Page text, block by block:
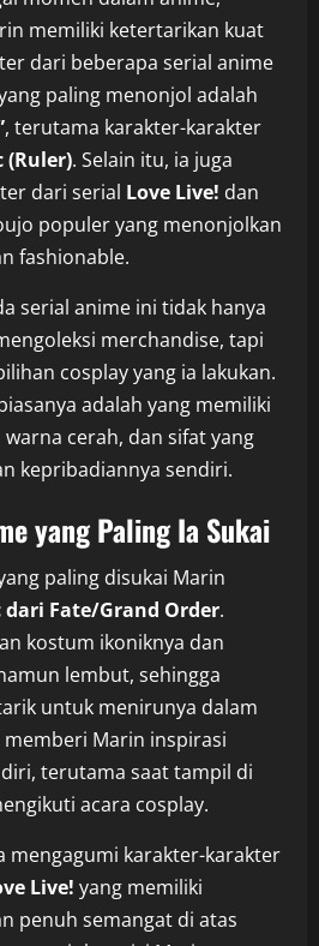
memiliki ketertarikan kuat
dari beberapa serial anime
paling menonjol adalah
, terutama karakter-karakter
(Ruler). Selain itu, ia juga
dari serial Love Live! dan
populer yang menonjolkan
fashionable.
serial anime ini tidak hanya
merchandise, tapi
cosplay yang ia lakukan.
adalah yang memiliki
cerah, dan sifat yang
kepribadiannya sendiri.
yang Paling Ia Sukai
paling disukai Marin
dari Fate/Grand Order.
kostum ikoniknya dan
lembut, sehingga
untuk menirunya dalam
Marin inspirasi
terutama saat tampil di
acara cosplay.
mengagumi karakter-karakter
Live! yang memiliki
penuh semangat di atas